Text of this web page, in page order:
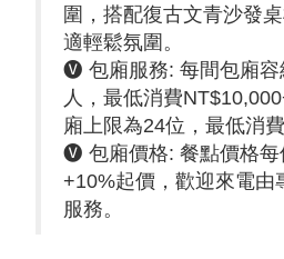
圍，搭配復古文青沙發
適輕鬆氛圍。
🅥 包廂服務: 每間包廂容
人，最低消費
廂上限為24位，最低消
🅥 包廂價格: 餐點價格每
+10%起價，歡迎來電由
服務。